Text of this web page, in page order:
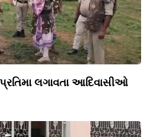
લગાવતા આદિવાસીઓ